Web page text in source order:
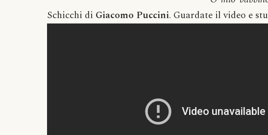
Schicchi di Giacomo Puccini. Guardate il video e